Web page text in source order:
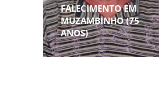
FALECIMENTO EM
MUZAMBINHO (75
ANOS)